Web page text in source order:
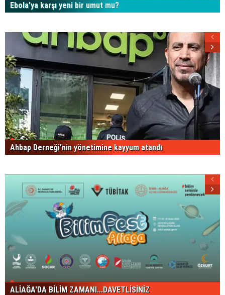
Ebola’ya karşı yeni bir umut mu?
Ahbap Derneği'nin yönetimine kayyum atandı
ALİAĞA'DA BİLİM ZAMANI...DAVETLİSİNİZ